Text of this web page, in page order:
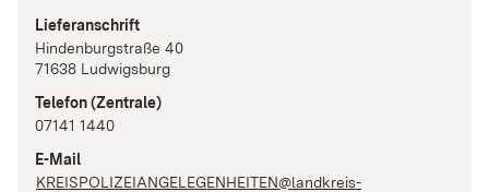
Lieferanschrift
Hindenburgstraße 40
71638 Ludwigsburg
Telefon(Zentrale)
07141 1440
E-Mail
KREISPOLIZEIANGELEGENHEITEN@landkreis-